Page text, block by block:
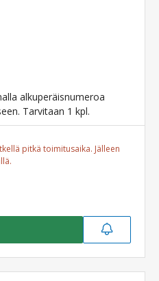
alkuperäisnumeroa
Tarvitaan 1 kpl.
pitkä toimitusaika. Jälleen